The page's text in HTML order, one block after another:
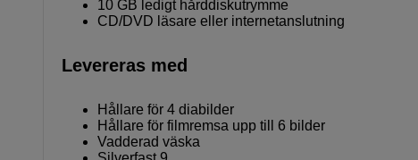
10 GB ledigt hårddiskutrymme
CD/DVD läsare eller internetanslutning
Levereras med
Hållare för 4 diabilder
Hållare för filmremsa upp till 6 bilder
Vadderad väska